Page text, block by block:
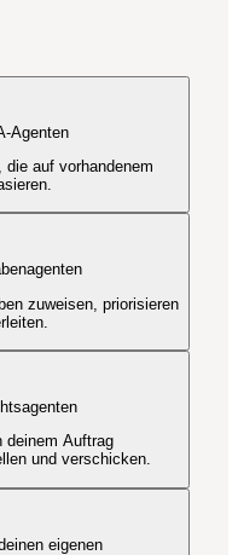
Agenten
die auf vorhandenem
zuweisen, priorisieren
deinem Auftrag
und verschicken.
eigenen